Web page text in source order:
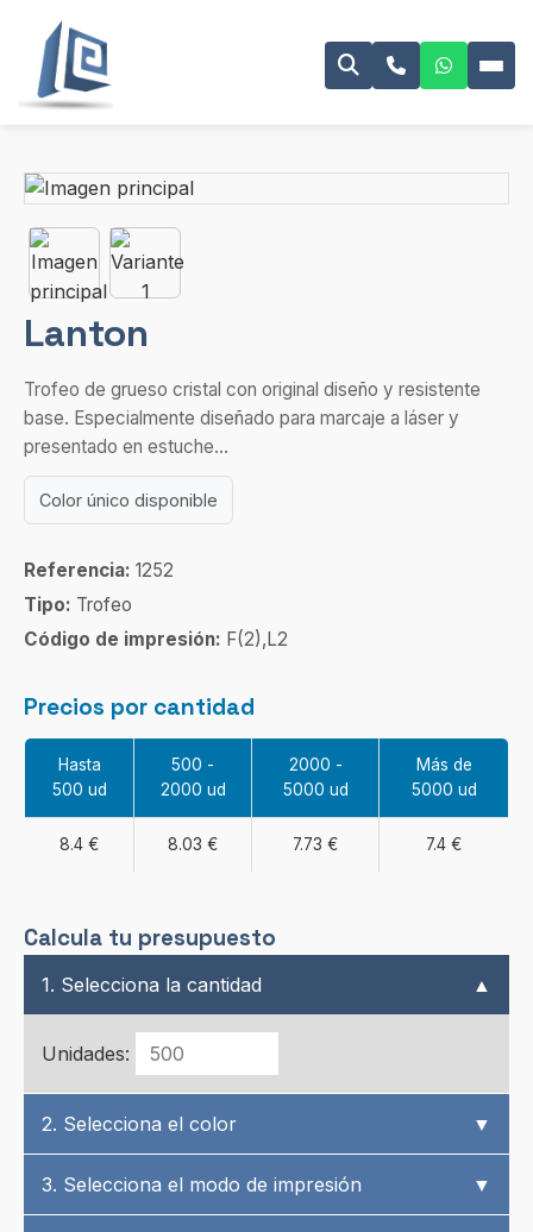
Lanton
Trofeo de grueso cristal con original diseño y resistente
base. Especialmente diseñado para marcaje a láser y
presentado en estuche...
Color único disponible
Referencia: 1252
Tipo: Trofeo
Código de impresión: F(2),L2
Precios por cantidad
Hasta
500 ud
500 -
2000 ud
2000 -
5000 ud
Más de
5000 ud
8.4 € 8.03 € 7.73 € 7.4 €
Calcula tu presupuesto
1. Selecciona la cantidad ▲
Unidades:
2. Selecciona el color ▼
3. Selecciona el modo de impresión ▼